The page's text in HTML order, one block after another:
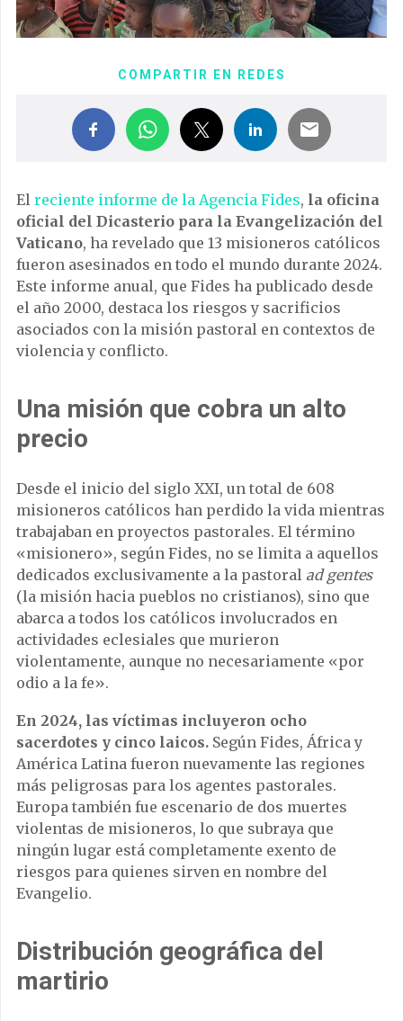
COMPARTIR EN REDES
El reciente informe de la Agencia Fides, la oficina
oficial del Dicasterio para la Evangelización del
Vaticano, ha revelado que 13 misioneros católicos
fueron asesinados en todo el mundo durante 2024.
Este informe anual, que Fides ha publicado desde
el año 2000, destaca los riesgos y sacrificios
asociados con la misión pastoral en contextos de
violencia y conflicto.
Una misión que cobra un alto
precio
Desde el inicio del siglo XXI, un total de 608
misioneros católicos han perdido la vida mientras
trabajaban en proyectos pastorales. El término
«misionero», según Fides, no se limita a aquellos
dedicados exclusivamente a la pastoral ad gentes
(la misión hacia pueblos no cristianos), sino que
abarca a todos los católicos involucrados en
actividades eclesiales que murieron
violentamente, aunque no necesariamente «por
odio a la fe».
En 2024, las víctimas incluyeron ocho
sacerdotes y cinco laicos. Según Fides, África y
América Latina fueron nuevamente las regiones
más peligrosas para los agentes pastorales.
Europa también fue escenario de dos muertes
violentas de misioneros, lo que subraya que
ningún lugar está completamente exento de
riesgos para quienes sirven en nombre del
Evangelio.
Distribución geográfica del
martirio